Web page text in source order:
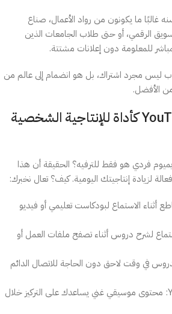
غالبًا ما يكونون من رواد الأعمال، صناع
الرقمي، أو حتى طلاب الجامعات الذين
للمعلومة دون إعلانات مشتتة.
ليس مجرد اشتراك، بل هو انضمام إلى عالم من
الأفضل.
🔹 YouTube Premium كأداة للإنتاجية الشخصية
فردي هو فقط للترفيه؟ الحقيقة أن هذا
لزيادة إنتاجيتك اليومية. كيف؟ تعال نخبرك:
أثناء الاستماع لبودكاست تعليمي أو فيديو
لشرح دروس أثناء تصفح ملفات العمل أو
في وقت لاحق دون الحاجة للاتصال الدائم
YouTube Music Premium: محتوى موسيقي غني يساعدك على التركيز خلال